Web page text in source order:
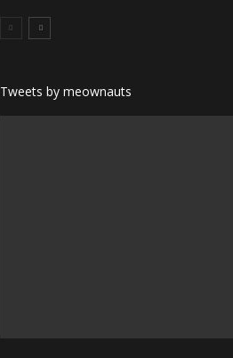
Tweets by meownauts